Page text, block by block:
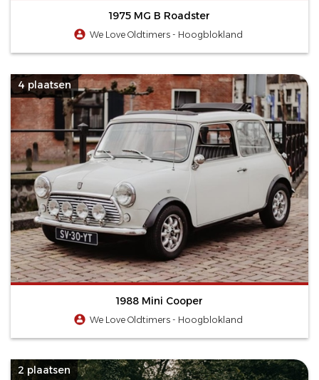
1975 MG B Roadster
We Love Oldtimers - Hoogblokland
4 plaatsen
1988 Mini Cooper
We Love Oldtimers - Hoogblokland
2 plaatsen